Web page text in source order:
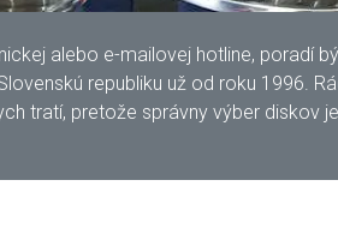
alebo e-mailovej hotline, poradí
republiku už od roku 1996.
tratí, pretože správny výber diskov